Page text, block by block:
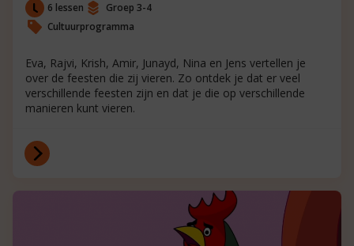
6 lessen
Groep 3-4
Cultuurprogramma
Eva, Rajvi, Krish, Amir, Junayd, Nina en Jens vertellen je
over de feesten die zij vieren. Zo ontdek je dat er veel
verschillende feesten zijn en dat je die op verschillende
manieren kunt vieren.